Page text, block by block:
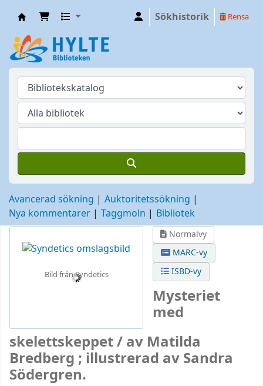
Sökhistorik Rensa
Avancerad sökning
Auktoritetssökning
Nya kommentarer
Taggmoln Bibliotek
Bild från Syndetics
Normalvy
MARC-vy
ISBD-vy
Mysteriet
med
skelettskeppet /av Matilda
Bredberg ; illustrerad av Sandra
Södergren.